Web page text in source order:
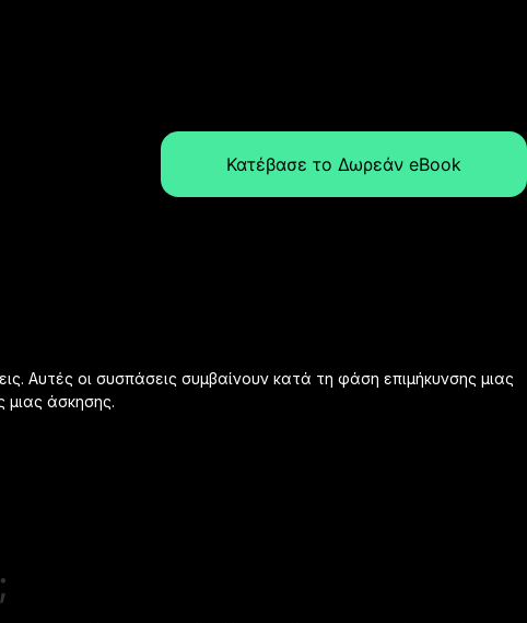
Κατέβασε το Δωρεάν eBook
Αυτές οι συσπάσεις συμβαίνουν κατά τη φάση επιμήκυνσης μιας
μιας άσκησης.